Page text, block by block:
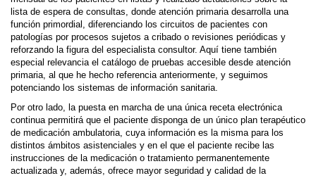
lista de espera de consultas, donde atención primaria desarrolla una
función primordial, diferenciando los circuitos de pacientes con
patologías por procesos sujetos a cribado o revisiones periódicas y
reforzando la figura del especialista consultor. Aquí tiene también
especial relevancia el catálogo de pruebas accesible desde atención
primaria, al que he hecho referencia anteriormente, y seguimos
potenciando los sistemas de información sanitaria.
Por otro lado, la puesta en marcha de una única receta electrónica
continua permitirá que el paciente disponga de un único plan terapéutico
de medicación ambulatoria, cuya información es la misma para los
distintos ámbitos asistenciales y en el que el paciente recibe las
instrucciones de la medicación o tratamiento permanentemente
actualizada y, además, ofrece mayor seguridad y calidad de la